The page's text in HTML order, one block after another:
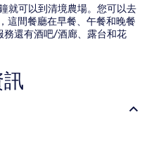
就可以到清境農場。您可以去
這間餐廳在早餐、午餐和晚餐
務還有酒吧/酒廊、露台和花